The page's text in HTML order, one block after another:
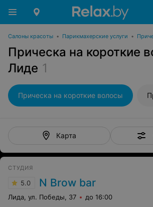
Салоны красоты • Парикмахерские услуги •
Прическа на короткие
Лиде 1
Прическа на короткие волосы
Карта
СТУДИЯ
5.0 N Brow bar
Лида, ул. Победы, 37 до 16:00